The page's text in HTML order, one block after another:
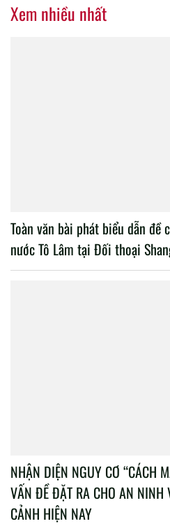
Xem nhiều nhất
Toàn văn bài phát biểu dẫn đề
nước Tô Lâm tại Đối thoại
NHẬN DIỆN NGUY CƠ “CÁCH
VẤN ĐỀ ĐẶT RA CHO AN NINH
CẢNH HIỆN NAY